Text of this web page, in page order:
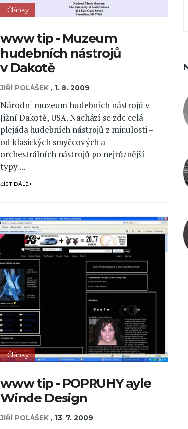
Články
www tip - Muzeum
hudebních nástrojů
v Dakotě
JIŘÍ POLÁŠEK , 1. 8. 2009
Národní muzeum hudebních nástrojů v
Jižní Dakotě, USA. Nachází se zde celá
plejáda hudebních nástrojů z minulosti –
od klasických smyčcových a
orchestrálních nástrojů po nejrůznější
typy ...
ČÍST DÁLE
Články
www tip - POPRUHY ayle
Winde Design
JIŘÍ POLÁŠEK , 13. 7. 2009